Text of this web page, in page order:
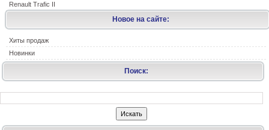
Renault Trafic II
Новое на сайте:
Хиты продаж
Новинки
Поиск: